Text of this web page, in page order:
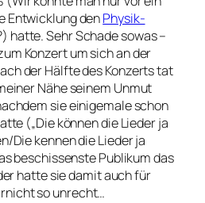
Entwicklung denPhysik-
hatte. Sehr Schade sowas –
Konzert um sich an der
der Hälfte des Konzerts tat
Nähe seinem Unmut
sie einigemale schon
(„Die können die Lieder ja
Die kennen die Lieder ja
beschissenste Publikum das
hatte sie damit auch für
so unrecht…